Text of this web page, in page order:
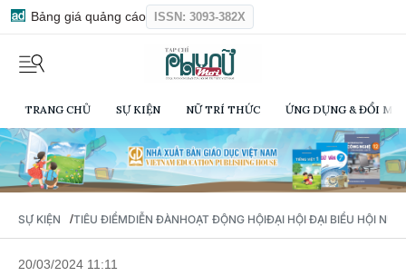
Bảng giá quảng cáo ISSN: 3093-382X
TRANG CHỦ SỰ KIỆN NỮ TRÍ THỨC ỨNG DỤNG & ĐỔI
SỰ KIỆN / TIÊU ĐIỂMDIỄN ĐÀNHOẠT ĐỘNG HỘIĐẠI HỘI ĐẠI BIỂU HỘI NỮ
20/03/2024 11:11